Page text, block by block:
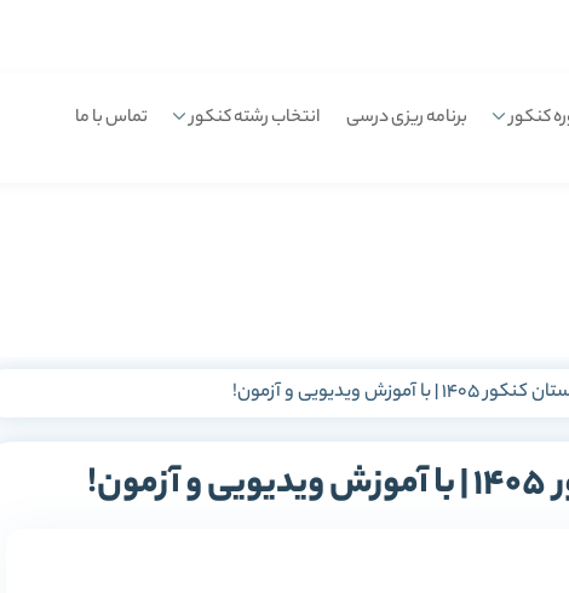
کنکور برنامه ریزی درسی انتخاب رشته کنکور تماس با ما
آموزش ویدیویی و آزمون!